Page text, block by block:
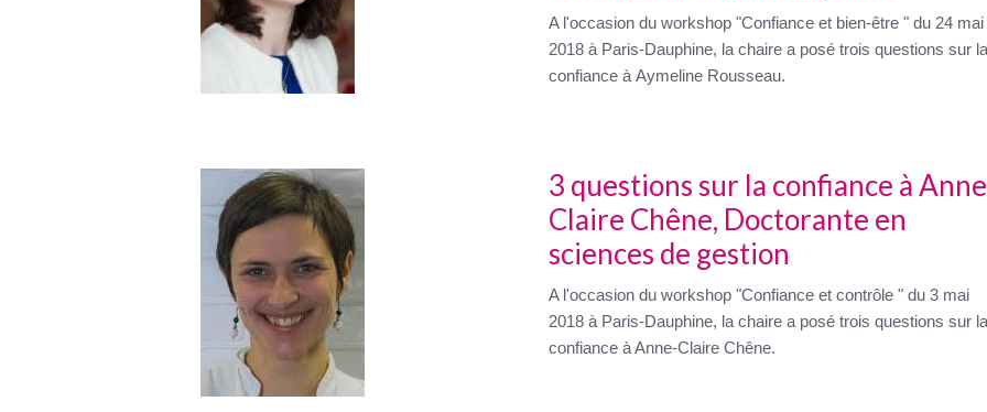
A l'occasion du workshop "Confiance et bien-être " du 24 mai
2018 à Paris-Dauphine, la chaire a posé trois questions sur la
confiance à Aymeline Rousseau.
3 questions sur la confiance à
Claire Chêne, Doctorante en
sciences de gestion
A l'occasion du workshop "Confiance et contrôle " du 3 mai
2018 à Paris-Dauphine, la chaire a posé trois questions sur la
confiance à Anne-Claire Chêne.